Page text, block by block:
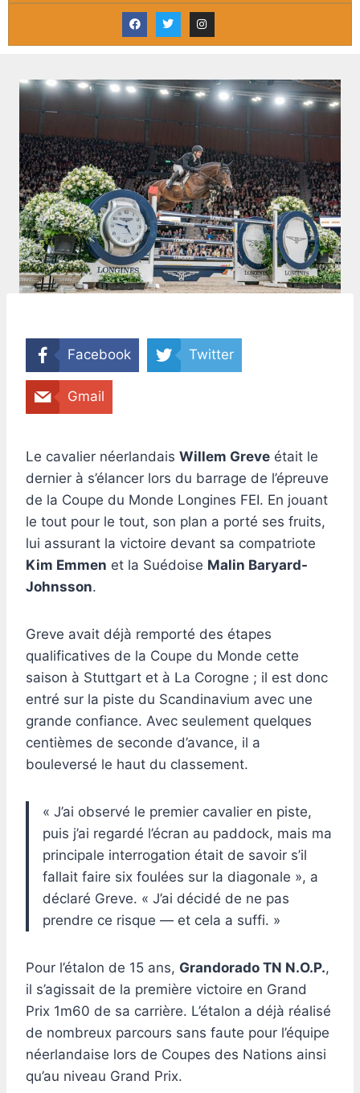
Facebook Twitter
Gmail
Le cavalier néerlandais Willem Greve était le
dernier à s’élancer lors du barrage de l’épreuve
de la Coupe du Monde Longines FEI. En jouant
le tout pour le tout, son plan a porté ses fruits,
lui assurant la victoire devant sa compatriote
Kim Emmen et la Suédoise Malin Baryard-
Johnsson.
Greve avait déjà remporté des étapes
qualificatives de la Coupe du Monde cette
saison à Stuttgart et à La Corogne ; il est donc
entré sur la piste du Scandinavium avec une
grande confiance. Avec seulement quelques
centièmes de seconde d’avance, il a
bouleversé le haut du classement.
« J’ai observé le premier cavalier en piste,
puis j’ai regardé l’écran au paddock, mais ma
principale interrogation était de savoir s’il
fallait faire six foulées sur la diagonale », a
déclaré Greve. « J’ai décidé de ne pas
prendre ce risque — et cela a suffi. »
Pour l’étalon de 15 ans, Grandorado TN N.O.P.,
il s’agissait de la première victoire en Grand
Prix 1m60 de sa carrière. L’étalon a déjà réalisé
de nombreux parcours sans faute pour l’équipe
néerlandaise lors de Coupes des Nations ainsi
qu’au niveau Grand Prix.